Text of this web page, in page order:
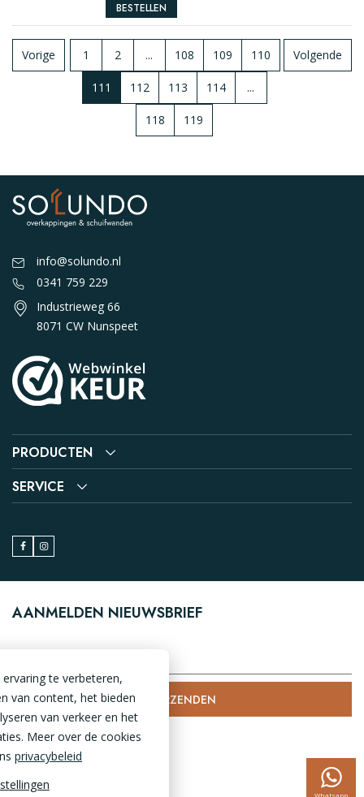
BESTELLEN
Vorige 1 2 ... 108 109 110
111 112 113 114 ...
118 119
Volgende
Whatsapp
info@solundo.nl
0341 759 229
Industrieweg 66
8071 CW Nunspeet
PRODUCTEN
SERVICE
AANMELDEN NIEUWSBRIEF
VERZENDEN
Disclaimer
Algemene voorwaarden
te verbeteren,
van content, het bieden
van verkeer en het
Meer over de cookies
privacybeleid